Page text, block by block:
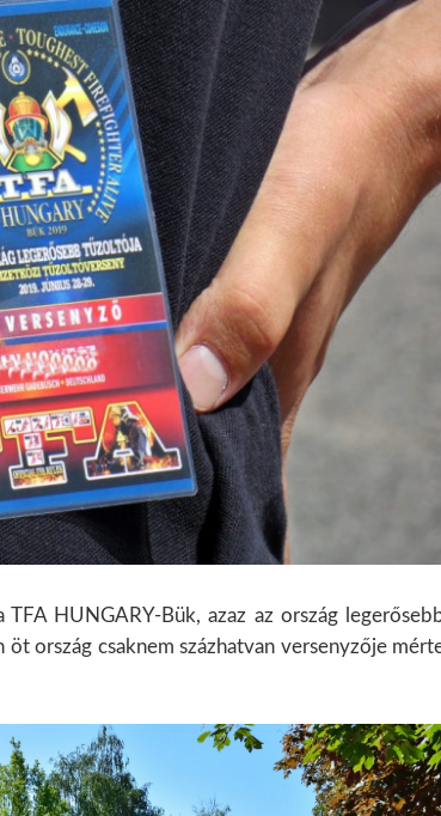
HUNGARY-Bük, azaz az ország
ország csaknem százhatvan versenyzője